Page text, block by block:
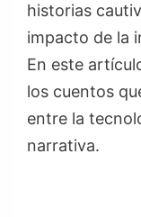
historias
impacto de la
En este
los cuentos
entre la
narrativa.